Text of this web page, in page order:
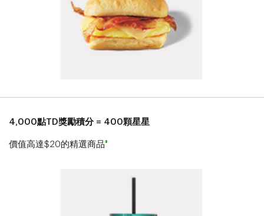
4,000點TD獎勵積分 = 400顆星星
價值高達$20的精選商品‡